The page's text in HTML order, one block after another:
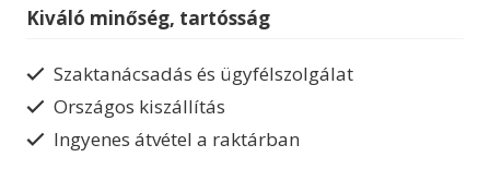
tető246
mennyiség
Kiváló minőség, tartósság
Szaktanácsadás és ügyfélszolgálat
Országos kiszállítás
Ingyenes átvétel a raktárban